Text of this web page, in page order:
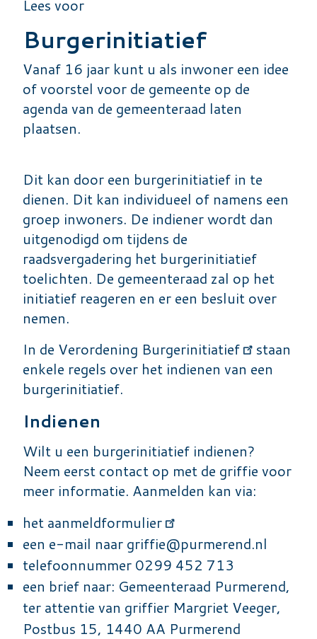
Lees voor
Burgerinitiatief
Vanaf 16 jaar kunt u als inwoner een idee
of voorstel voor de gemeente op de
agenda van de gemeenteraad laten
plaatsen.
Dit kan door een burgerinitiatief in te
dienen. Dit kan individueel of namens een
groep inwoners. De indiener wordt dan
uitgenodigd om tijdens de
raadsvergadering het burgerinitiatief
toelichten. De gemeenteraad zal op het
initiatief reageren en er een besluit over
nemen.
In de Verordening Burgerinitiatief
staan
enkele regels over het indienen van een
burgerinitiatief.
Indienen
Wilt u een burgerinitiatief indienen?
Neem eerst contact op met de griffie voor
meer informatie. Aanmelden kan via:
het aanmeldformulier
een e-mail naar griffie@purmerend.nl
telefoonnummer 0299 452 713
een brief naar: Gemeenteraad Purmerend,
ter attentie van griffier Margriet Veeger,
Postbus 15, 1440 AA Purmerend